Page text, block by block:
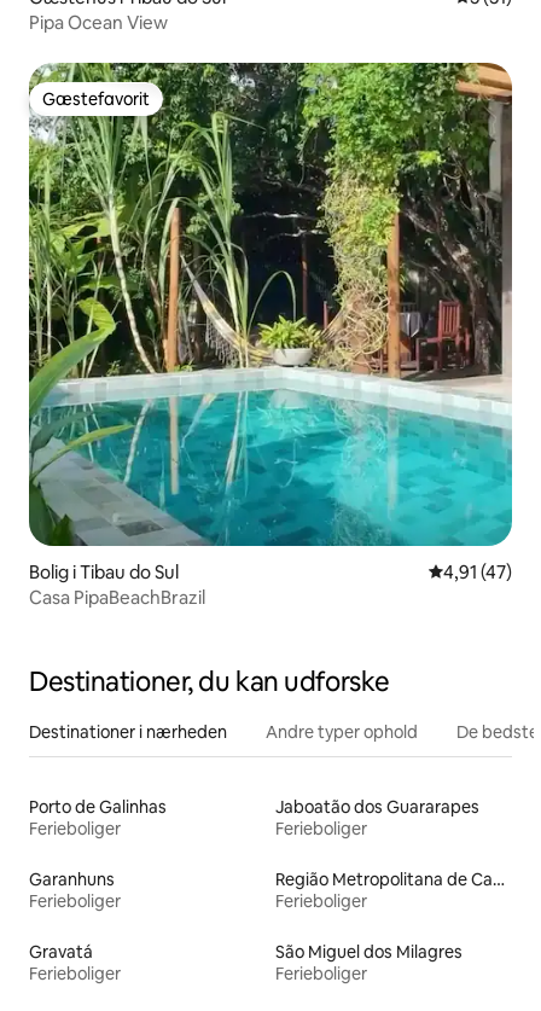
Pipa Ocean View
Gæstefavorit
Gæstefavorit
Bolig i Tibau do Sul 4,91 ud af 5
4,91 (47)
Casa PipaBeachBrazil
Destinationer, du kan udforske
Destinationer i nærheden Andre typer ophold De
Porto de Galinhas
Ferieboliger
Jaboatão dos Guararapes
Ferieboliger
Garanhuns
Ferieboliger
Região Metropolitana de Campina Grande
Ferieboliger
Gravatá
Ferieboliger
São Miguel dos Milagres
Ferieboliger